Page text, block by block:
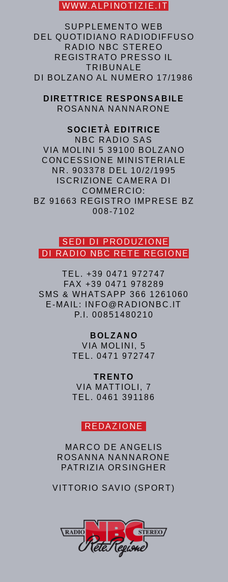
WWW.ALPINOTIZIE.IT
SUPPLEMENTO WEB
DEL QUOTIDIANO RADIODIFFUSO
RADIO NBC STEREO
REGISTRATO PRESSO IL
TRIBUNALE
DI BOLZANO AL NUMERO 17/1986
DIRETTRICE RESPONSABILE
ROSANNA NANNARONE
SOCIETÀ EDITRICE
NBC RADIO SAS
VIA MOLINI 5 39100 BOLZANO
CONCESSIONE MINISTERIALE
NR. 903378 DEL 10/2/1995
ISCRIZIONE CAMERA DI
COMMERCIO:
BZ 91663 REGISTRO IMPRESE BZ
008-7102
SEDI DI PRODUZIONE
DI RADIO NBC RETE REGIONE
TEL. +39 0471 972747
FAX +39 0471 978289
SMS & WHATSAPP 366 1261060
E-MAIL: INFO@RADIONBC.IT
P.I. 00851480210
BOLZANO
VIA MOLINI, 5
TEL. 0471 972747
TRENTO
VIA MATTIOLI, 7
TEL. 0461 391186
REDAZIONE
MARCO DE ANGELIS
ROSANNA NANNARONE
PATRIZIA ORSINGHER
VITTORIO SAVIO (SPORT)